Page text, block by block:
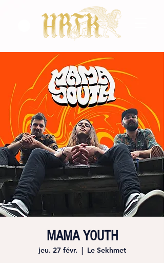
MAMA YOUTH
jeu. 27 févr.
  |
Le Sekhmet